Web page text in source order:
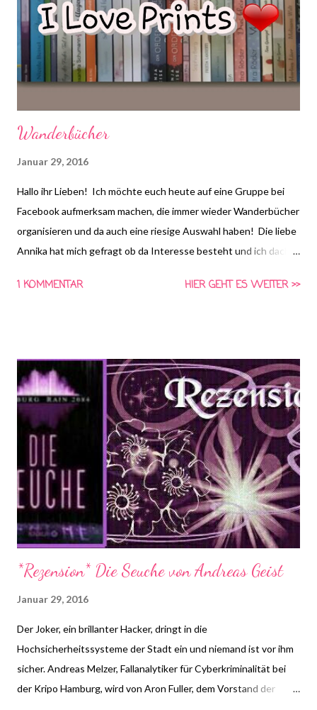
Wanderbücher
Januar 29, 2016
Hallo ihr Lieben! Ich möchte euch heute auf eine Gruppe bei
Facebook aufmerksam machen, die immer wieder Wanderbücher
organisieren und da auch eine riesige Auswahl haben! Die liebe
Annika hat mich gefragt ob da Interesse besteht und ich dachte
mag es, dass jeder das Gleiche liest und man selbst seine
total auf Wanderbücher und Bücher im allgemeinen steht ( in
der Gruppe wird nicht nur über die Wanderbücher geredet ;)),
der ist hier gerne willkommen und kann sich umsehen! Unsere
Bücherecke
1 KOMMENTAR HIER GEHT ES WEITER >>
*Rezension* Die Seuche von Andreas Geist
Januar 29, 2016
Der Joker, ein brillanter Hacker, dringt in die
Hochsicherheitssysteme der Stadt ein und niemand ist vor ihm
sicher. Andreas Melzer, Fallanalytiker für Cyberkriminalität bei
der Kripo Hamburg, wird von Aron Fuller, dem Vorstand der